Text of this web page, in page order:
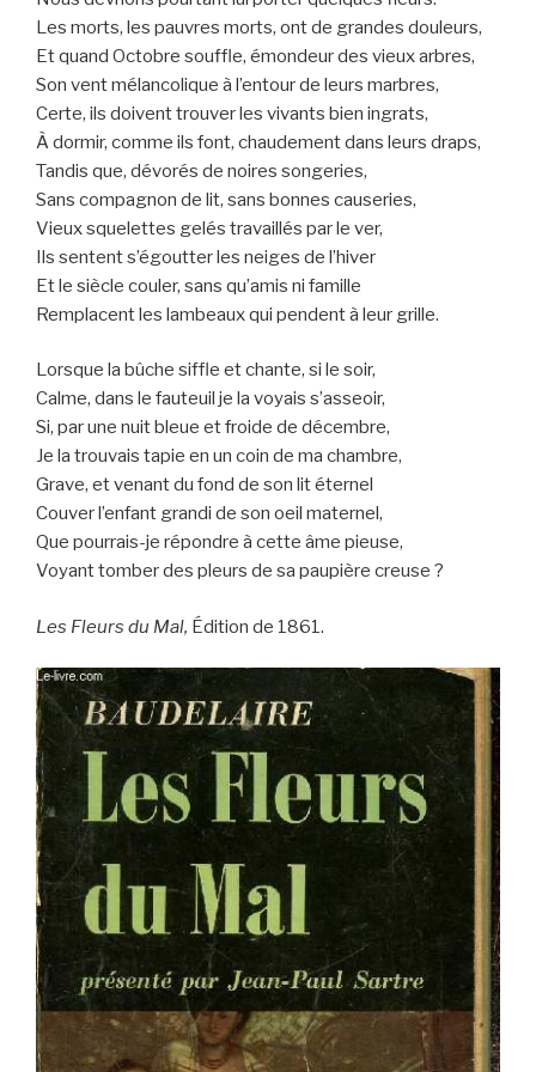
Les morts, les pauvres morts, ont de grandes douleurs,
Et quand Octobre souffle, émondeur des vieux arbres,
Son vent mélancolique à l’entour de leurs marbres,
Certe, ils doivent trouver les vivants bien ingrats,
À dormir, comme ils font, chaudement dans leurs draps,
Tandis que, dévorés de noires songeries,
Sans compagnon de lit, sans bonnes causeries,
Vieux squelettes gelés travaillés par le ver,
Ils sentent s’égoutter les neiges de l’hiver
Et le siècle couler, sans qu’amis ni famille
Remplacent les lambeaux qui pendent à leur grille.
Lorsque la bûche siffle et chante, si le soir,
Calme, dans le fauteuil je la voyais s’asseoir,
Si, par une nuit bleue et froide de décembre,
Je la trouvais tapie en un coin de ma chambre,
Grave, et venant du fond de son lit éternel
Couver l’enfant grandi de son oeil maternel,
Que pourrais-je répondre à cette âme pieuse,
Voyant tomber des pleurs de sa paupière creuse ?
Les Fleurs du Mal, Édition de 1861.